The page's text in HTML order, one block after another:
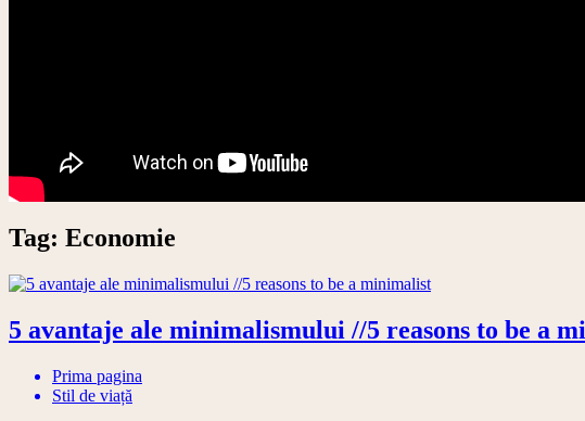
Tag: Economie
5 avantaje ale minimalismului //5 reasons to be a
Prima pagina
Stil de viață